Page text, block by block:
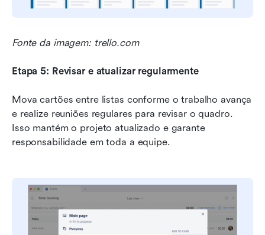
Fonte da imagem: trello.com
Etapa 5: Revisar e atualizar regularmente
Mova cartões entre listas conforme o trabalho avança
e realize reuniões regulares para revisar o quadro.
Isso mantém o projeto atualizado e garante
responsabilidade em toda a equipe.